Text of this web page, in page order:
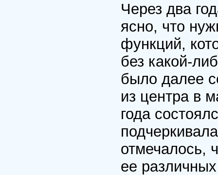
Через два
ясно, что
функций,
без какой-
было далее
из центра в
года
отмечалось,
ее